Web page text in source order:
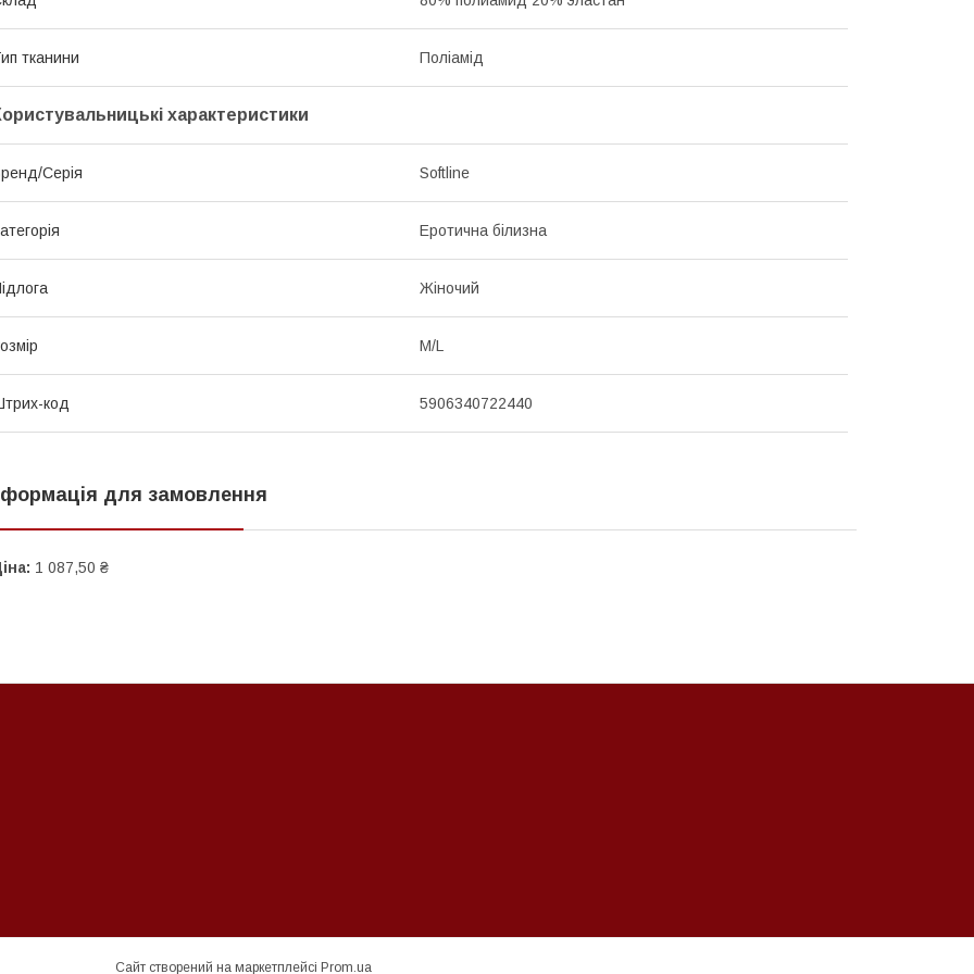
тканини Поліамід
характеристики
Серія Softline
Еротична білизна
Жіночий
M/L
код 5906340722440
для замовлення
1 087,50 ₴
Сайт створений на маркетплейсі Prom.ua